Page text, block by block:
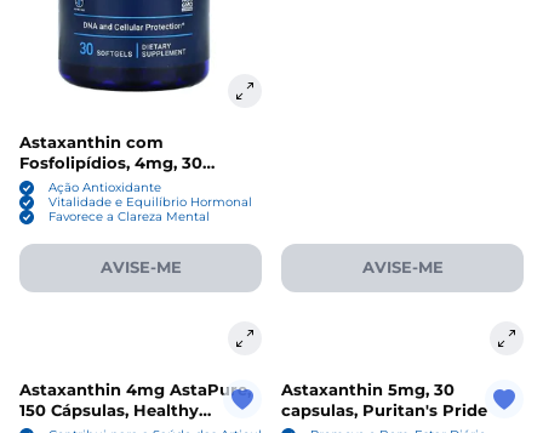
Astaxanthin com
Fosfolipídios, 4mg, 30
Cápsulas, Life Extension
Ação Antioxidante
Vitalidade e Equilíbrio Hormonal
Favorece a Clareza Mental
AVISE-ME AVISE-ME
Astaxanthin 4mg AstaPure,
150 Cápsulas, Healthy
Astaxanthin 5mg, 30
capsulas, Puritan's Pride